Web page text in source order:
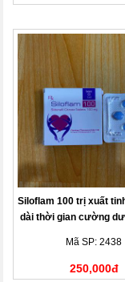
Siloflam 100 trị xuất
dài thời gian cường
Mã SP: 2438
250,000đ